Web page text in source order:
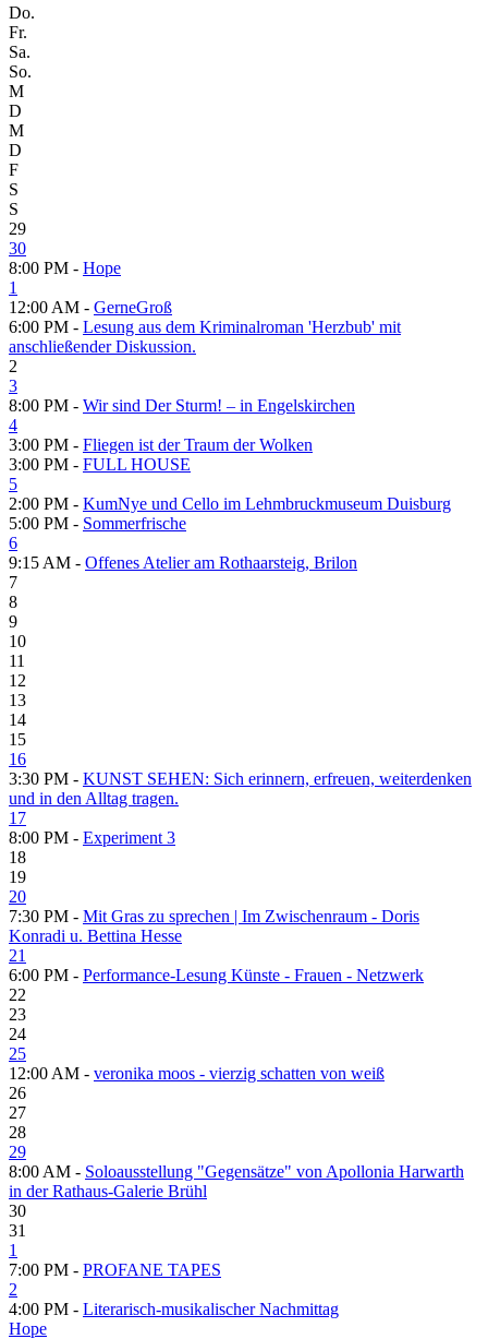
Do.
Fr.
Sa.
So.
M
D
M
D
F
S
S
29
30
8:00 PM - Hope
1
12:00 AM - GerneGroß
6:00 PM - Lesung aus dem Kriminalroman 'Herzbub' mit
anschließender Diskussion.
2
3
8:00 PM - Wir sind Der Sturm! – in Engelskirchen
4
3:00 PM - Fliegen ist der Traum der Wolken
3:00 PM - FULL HOUSE
5
2:00 PM - KumNye und Cello im Lehmbruckmuseum Duisburg
5:00 PM - Sommerfrische
6
9:15 AM - Offenes Atelier am Rothaarsteig, Brilon
7
8
9
10
11
12
13
14
15
16
3:30 PM - KUNST SEHEN: Sich erinnern, erfreuen, weiterdenken
und in den Alltag tragen.
17
8:00 PM - Experiment 3
18
19
20
7:30 PM - Mit Gras zu sprechen | Im Zwischenraum - Doris
Konradi u. Bettina Hesse
21
6:00 PM - Performance-Lesung Künste - Frauen - Netzwerk
22
23
24
25
12:00 AM - veronika moos - vierzig schatten von weiß
26
27
28
29
8:00 AM - Soloausstellung "Gegensätze" von Apollonia Harwarth
in der Rathaus-Galerie Brühl
30
31
1
7:00 PM - PROFANE TAPES
2
4:00 PM - Literarisch-musikalischer Nachmittag
Hope